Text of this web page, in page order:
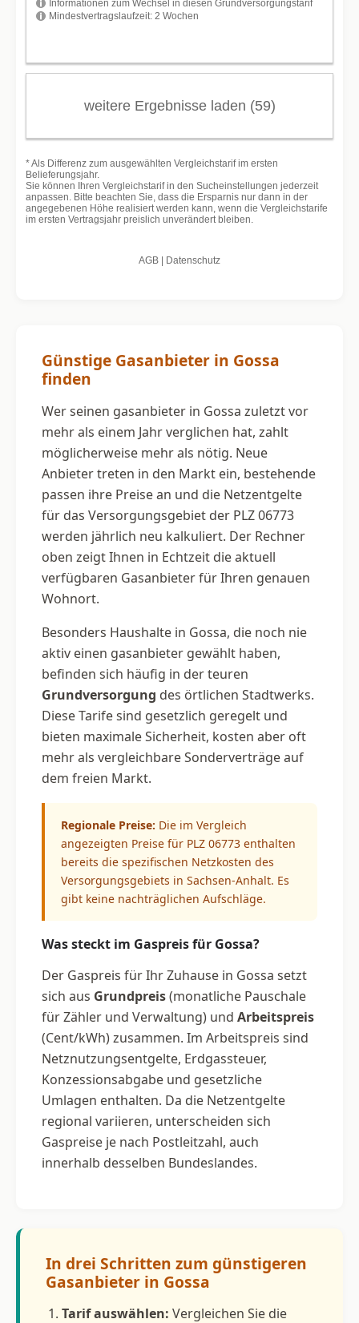
Günstige Gasanbieter in Gossa
finden
Wer seinen gasanbieter in Gossa zuletzt vor
mehr als einem Jahr verglichen hat, zahlt
möglicherweise mehr als nötig. Neue
Anbieter treten in den Markt ein, bestehende
passen ihre Preise an und die Netzentgelte
für das Versorgungsgebiet der PLZ 06773
werden jährlich neu kalkuliert. Der Rechner
oben zeigt Ihnen in Echtzeit die aktuell
verfügbaren Gasanbieter für Ihren genauen
Wohnort.
Besonders Haushalte in Gossa, die noch nie
aktiv einen gasanbieter gewählt haben,
befinden sich häufig in der teuren
Grundversorgung des örtlichen Stadtwerks.
Diese Tarife sind gesetzlich geregelt und
bieten maximale Sicherheit, kosten aber oft
mehr als vergleichbare Sonderverträge auf
dem freien Markt.
Regionale Preise: Die im Vergleich
angezeigten Preise für PLZ 06773 enthalten
bereits die spezifischen Netzkosten des
Versorgungsgebiets in Sachsen-Anhalt. Es
gibt keine nachträglichen Aufschläge.
Was steckt im Gaspreis für Gossa?
Der Gaspreis für Ihr Zuhause in Gossa setzt
sich aus Grundpreis(monatliche Pauschale
für Zähler und Verwaltung) und Arbeitspreis
(Cent/kWh) zusammen. Im Arbeitspreis sind
Netznutzungsentgelte, Erdgassteuer,
Konzessionsabgabe und gesetzliche
Umlagen enthalten. Da die Netzentgelte
regional variieren, unterscheiden sich
Gaspreise je nach Postleitzahl, auch
innerhalb desselben Bundeslandes.
In drei Schritten zum günstigeren
Gasanbieter in Gossa
Tarif auswählen: Vergleichen Sie die